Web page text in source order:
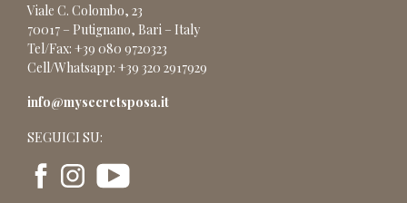
Viale C. Colombo, 23
70017 – Putignano, Bari – Italy
Tel/Fax: +39 080 9720323
Cell/Whatsapp: +39 320 2917929
info@mysecretsposa.it
SEGUICI SU: